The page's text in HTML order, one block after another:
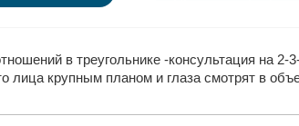
в треугольнике -консультация на
лица крупным планом и глаза смотрят в